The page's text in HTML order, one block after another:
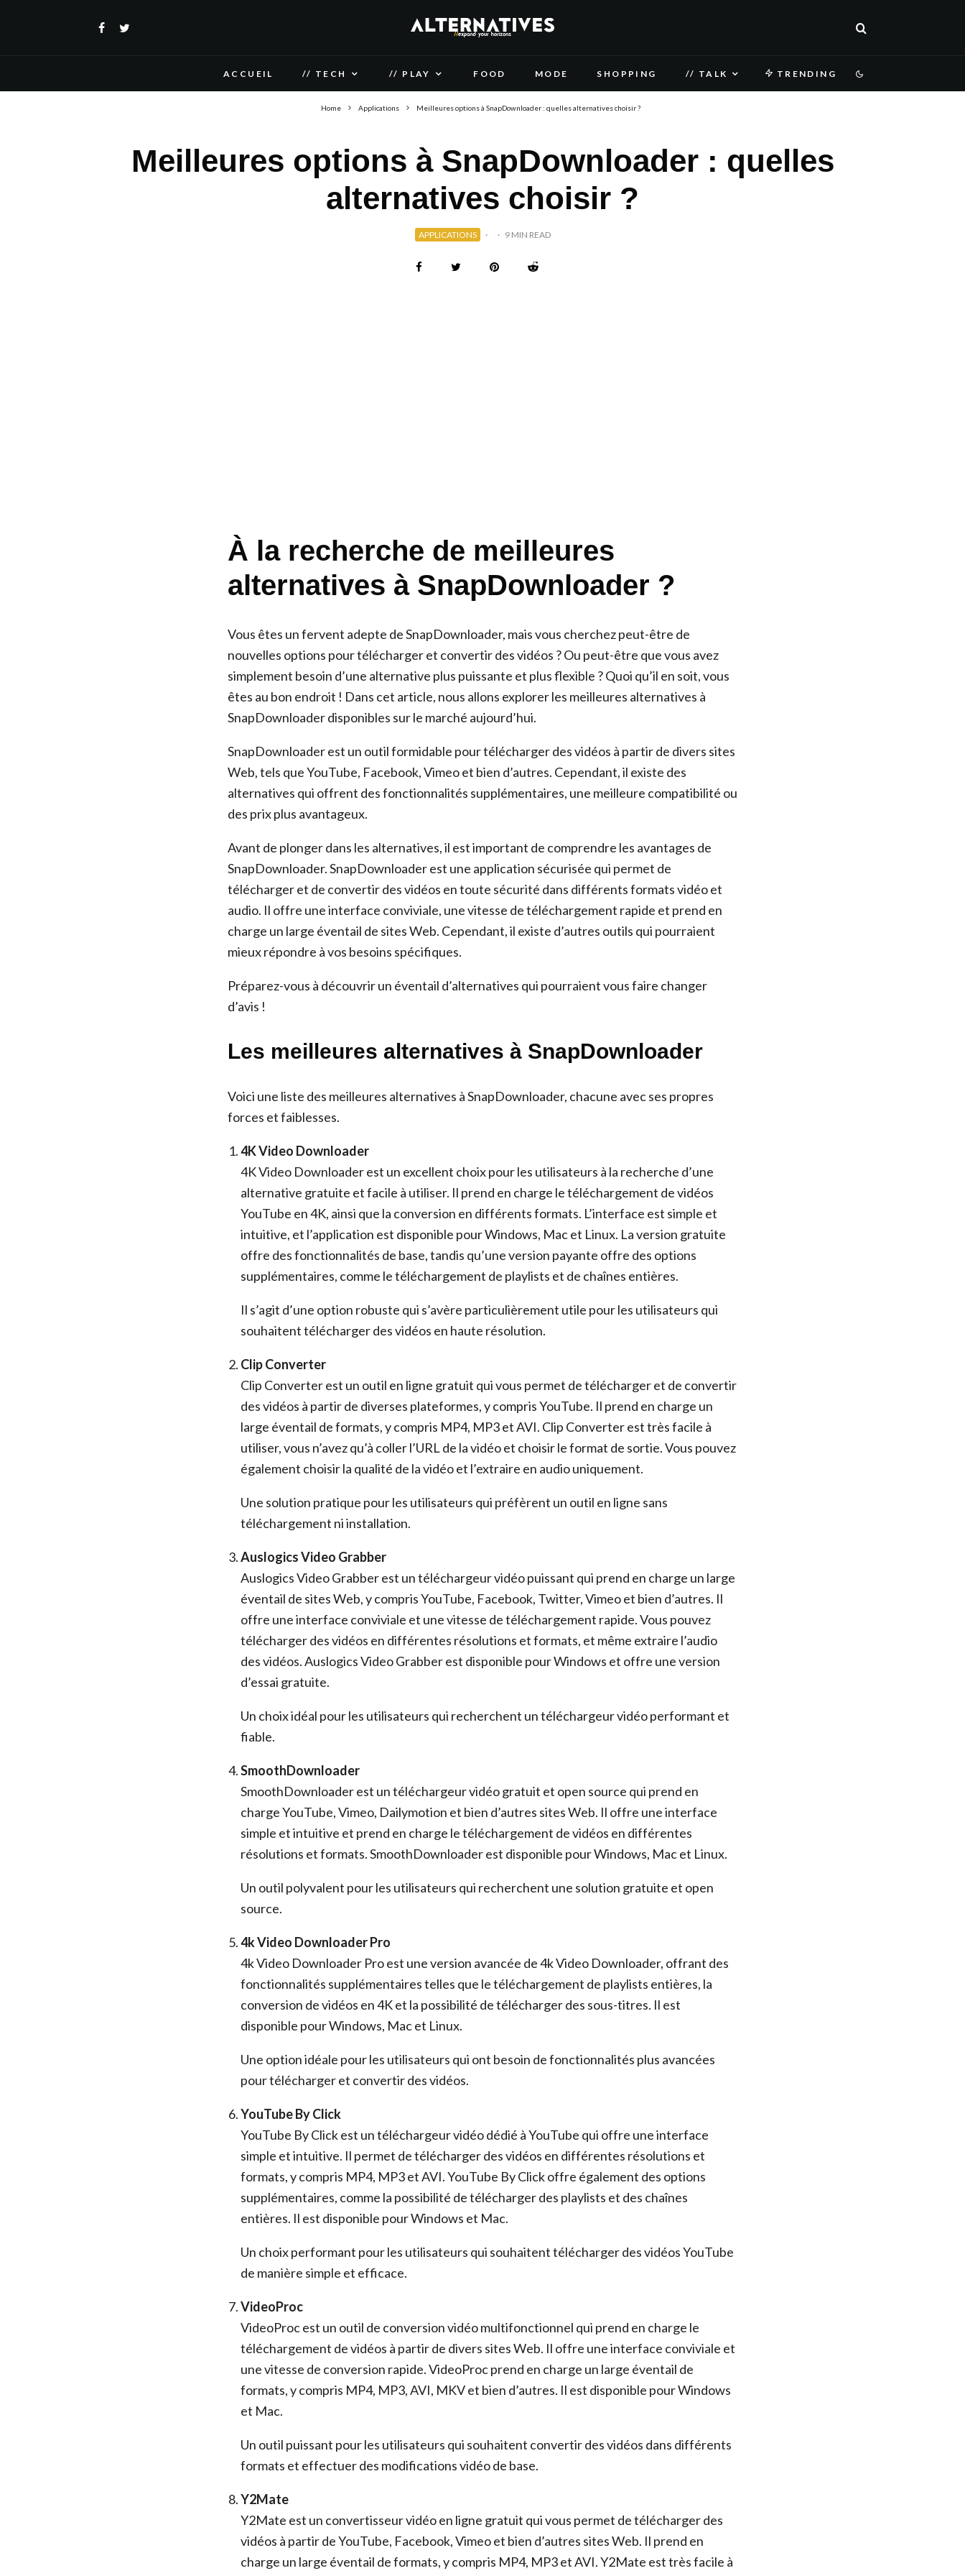
ACCUEIL // TECH // PLAY FOOD MODE SHOPPING // TALK TRENDING
Home Applications Meilleures options à SnapDownloader : quelles alternatives choisir ?
Meilleures options à SnapDownloader : quelles
alternatives choisir ?
APPLICATIONS · · 9 MIN READ
À la recherche de meilleures
alternatives à SnapDownloader ?
Vous êtes un fervent adepte de SnapDownloader, mais vous cherchez peut-être de
nouvelles options pour télécharger et convertir des vidéos ? Ou peut-être que vous avez
simplement besoin d’une alternative plus puissante et plus flexible ? Quoi qu’il en soit, vous
êtes au bon endroit ! Dans cet article, nous allons explorer les meilleures alternatives à
SnapDownloader disponibles sur le marché aujourd’hui.
SnapDownloader est un outil formidable pour télécharger des vidéos à partir de divers sites
Web, tels que YouTube, Facebook, Vimeo et bien d’autres. Cependant, il existe des
alternatives qui offrent des fonctionnalités supplémentaires, une meilleure compatibilité ou
des prix plus avantageux.
Avant de plonger dans les alternatives, il est important de comprendre les avantages de
SnapDownloader. SnapDownloader est une application sécurisée qui permet de
télécharger et de convertir des vidéos en toute sécurité dans différents formats vidéo et
audio. Il offre une interface conviviale, une vitesse de téléchargement rapide et prend en
charge un large éventail de sites Web. Cependant, il existe d’autres outils qui pourraient
mieux répondre à vos besoins spécifiques.
Préparez-vous à découvrir un éventail d’alternatives qui pourraient vous faire changer
d’avis !
Les meilleures alternatives à SnapDownloader
Voici une liste des meilleures alternatives à SnapDownloader, chacune avec ses propres
forces et faiblesses.
4K Video Downloader
4K Video Downloader est un excellent choix pour les utilisateurs à la recherche d’une
alternative gratuite et facile à utiliser. Il prend en charge le téléchargement de vidéos
YouTube en 4K, ainsi que la conversion en différents formats. L’interface est simple et
intuitive, et l’application est disponible pour Windows, Mac et Linux. La version gratuite
offre des fonctionnalités de base, tandis qu’une version payante offre des options
supplémentaires, comme le téléchargement de playlists et de chaînes entières.
Il s’agit d’une option robuste qui s’avère particulièrement utile pour les utilisateurs qui
souhaitent télécharger des vidéos en haute résolution.
Clip Converter
Clip Converter est un outil en ligne gratuit qui vous permet de télécharger et de convertir
des vidéos à partir de diverses plateformes, y compris YouTube. Il prend en charge un
large éventail de formats, y compris MP4, MP3 et AVI. Clip Converter est très facile à
utiliser, vous n’avez qu’à coller l’URL de la vidéo et choisir le format de sortie. Vous pouvez
également choisir la qualité de la vidéo et l’extraire en audio uniquement.
Une solution pratique pour les utilisateurs qui préfèrent un outil en ligne sans
téléchargement ni installation.
Auslogics Video Grabber
Auslogics Video Grabber est un téléchargeur vidéo puissant qui prend en charge un large
éventail de sites Web, y compris YouTube, Facebook, Twitter, Vimeo et bien d’autres. Il
offre une interface conviviale et une vitesse de téléchargement rapide. Vous pouvez
télécharger des vidéos en différentes résolutions et formats, et même extraire l’audio
des vidéos. Auslogics Video Grabber est disponible pour Windows et offre une version
d’essai gratuite.
Un choix idéal pour les utilisateurs qui recherchent un téléchargeur vidéo performant et
fiable.
SmoothDownloader
SmoothDownloader est un téléchargeur vidéo gratuit et open source qui prend en
charge YouTube, Vimeo, Dailymotion et bien d’autres sites Web. Il offre une interface
simple et intuitive et prend en charge le téléchargement de vidéos en différentes
résolutions et formats. SmoothDownloader est disponible pour Windows, Mac et Linux.
Un outil polyvalent pour les utilisateurs qui recherchent une solution gratuite et open
source.
4k Video Downloader Pro
4k Video Downloader Pro est une version avancée de 4k Video Downloader, offrant des
fonctionnalités supplémentaires telles que le téléchargement de playlists entières, la
conversion de vidéos en 4K et la possibilité de télécharger des sous-titres. Il est
disponible pour Windows, Mac et Linux.
Une option idéale pour les utilisateurs qui ont besoin de fonctionnalités plus avancées
pour télécharger et convertir des vidéos.
YouTube By Click
YouTube By Click est un téléchargeur vidéo dédié à YouTube qui offre une interface
simple et intuitive. Il permet de télécharger des vidéos en différentes résolutions et
formats, y compris MP4, MP3 et AVI. YouTube By Click offre également des options
supplémentaires, comme la possibilité de télécharger des playlists et des chaînes
entières. Il est disponible pour Windows et Mac.
Un choix performant pour les utilisateurs qui souhaitent télécharger des vidéos YouTube
de manière simple et efficace.
VideoProc
VideoProc est un outil de conversion vidéo multifonctionnel qui prend en charge le
téléchargement de vidéos à partir de divers sites Web. Il offre une interface conviviale et
une vitesse de conversion rapide. VideoProc prend en charge un large éventail de
formats, y compris MP4, MP3, AVI, MKV et bien d’autres. Il est disponible pour Windows
et Mac.
Un outil puissant pour les utilisateurs qui souhaitent convertir des vidéos dans différents
formats et effectuer des modifications vidéo de base.
Y2Mate
Y2Mate est un convertisseur vidéo en ligne gratuit qui vous permet de télécharger des
vidéos à partir de YouTube, Facebook, Vimeo et bien d’autres sites Web. Il prend en
charge un large éventail de formats, y compris MP4, MP3 et AVI. Y2Mate est très facile à